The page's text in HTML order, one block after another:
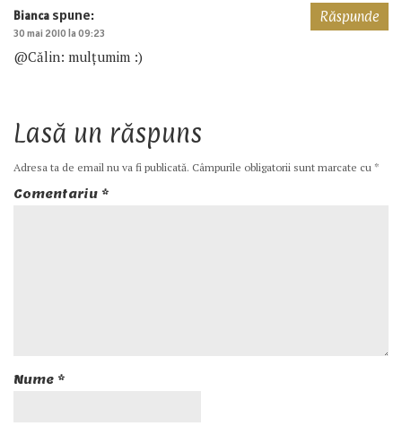
Bianca spune:
30 mai 2010 la 09:23
@Călin: mulțumim :)
Răspunde
Lasă un răspuns
Adresa ta de email nu va fi publicată. Câmpurile obligatorii sunt marcate cu *
Comentariu *
Nume *